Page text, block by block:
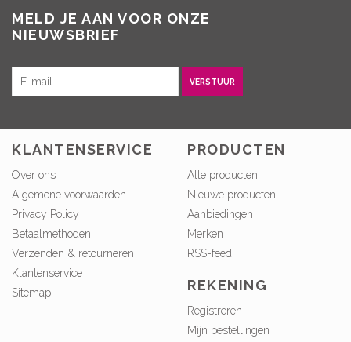
MELD JE AAN VOOR ONZE
NIEUWSBRIEF
VERSTUUR
KLANTENSERVICE
Over ons
Algemene voorwaarden
Privacy Policy
Betaalmethoden
Verzenden & retourneren
Klantenservice
Sitemap
PRODUCTEN
Alle producten
Nieuwe producten
Aanbiedingen
Merken
RSS-feed
REKENING
Registreren
Mijn bestellingen